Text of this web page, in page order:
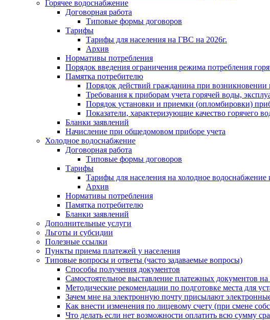
Горячее водоснабжение
Договорная работа
Типовые формы договоров
Тарифы
Тарифы для населения на ГВС на 2026г.
Архив
Нормативы потребления
Порядок введения ограничения режима потребления
Памятка потребителю
Порядок действий гражданина при возникновении
Требования к приборам учета горячей воды,
Порядок установки и приемки (опломбировки)
Показатели, характеризующие качество горячего
Бланки заявлений
Начисление при общедомовом приборе учета
Холодное водоснабжение
Договорная работа
Типовые формы договоров
Тарифы
Тарифы для населения на холодное водоснабжение
Архив
Нормативы потребления
Памятка потребителю
Бланки заявлений
Дополнительные услуги
Льготы и субсидии
Полезные ссылки
Пункты приема платежей у населения
Типовые вопросы и ответы (часто задаваемые вопросы)
Способы получения документов
Самостоятельное выставление платежных документов
Методические рекомендации по подготовке места для
Зачем мне на электронную почту присылают
Как внести изменения по лицевому счету (при смене
Что делать если нет возможности оплатить всю сумму